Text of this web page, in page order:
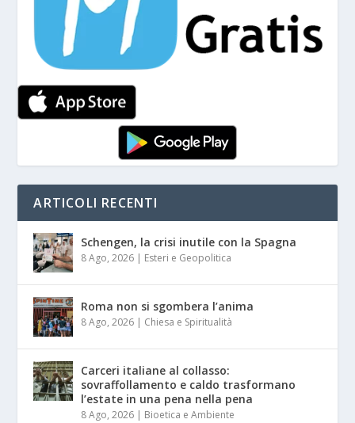
ARTICOLI RECENTI
Schengen, la crisi inutile con la Spagna
8 Ago, 2026 | Esteri e Geopolitica
Roma non si sgombera l’anima
8 Ago, 2026 | Chiesa e Spiritualità
Carceri italiane al collasso:
sovraffollamento e caldo trasformano
l’estate in una pena nella pena
8 Ago, 2026 | Bioetica e Ambiente